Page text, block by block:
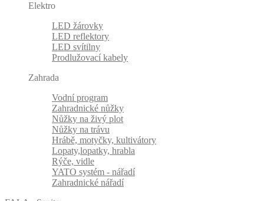
Elektro
LED žárovky
LED reflektory
LED svítilny
Prodlužovací kabely
Zahrada
Vodní program
Zahradnické nůžky
Nůžky na živý plot
Nůžky na trávu
Hrábě, motyčky, kultivátory
Lopaty,lopatky, hrabla
Rýče, vidle
YATO systém - nářadí
Zahradnické nářadí